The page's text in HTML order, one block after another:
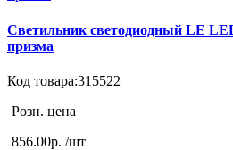
Светильник светодиодный LE
призма
Код товара:315522
Розн. цена
856.00р. /шт